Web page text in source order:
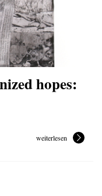
hopes:
weiterlesen